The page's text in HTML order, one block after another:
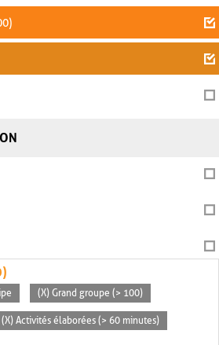
(X) Grand groupe (> 100)
(X) Activités élaborées (> 60 minutes)